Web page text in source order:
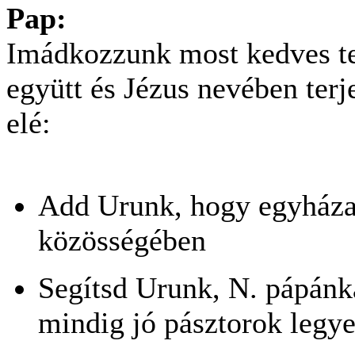
Pap:
Imádkozzunk most kedves
együtt és Jézus nevében
elé:
Add Urunk, hogy
közösségében
Segítsd Urunk, N.
mindig jó pásztorok